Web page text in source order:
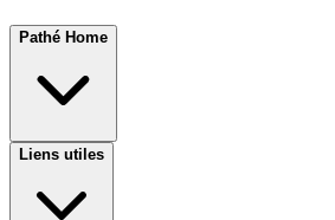
Pathé Home
Liens utiles